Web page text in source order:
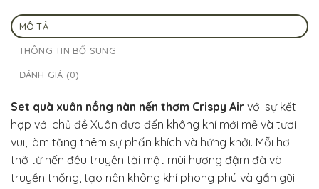
MÔ TẢ
THÔNG TIN BỔ SUNG
ĐÁNH GIÁ (0)
Set quà xuân nồng nàn nến thơm Crispy Air với sự kết
hợp với chủ đề Xuân đưa đến không khí mới mẻ và tươi
vui, làm tăng thêm sự phấn khích và hứng khởi. Mỗi hơi
thở từ nến đều truyền tải một mùi hương đậm đà và
truyền thống, tạo nên không khí phong phú và gần gũi.